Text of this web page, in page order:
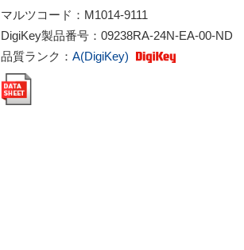
マルツコード： M1014-9111
DigiKey製品番号： 09238RA-24N-EA-00-ND
品質ランク： A(DigiKey)